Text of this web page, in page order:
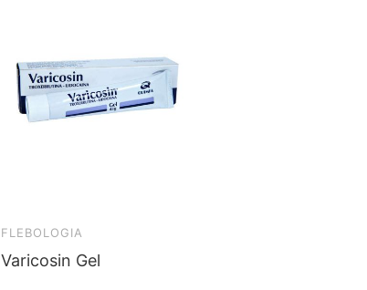
FLEBOLOGIA
Varicosin Gel